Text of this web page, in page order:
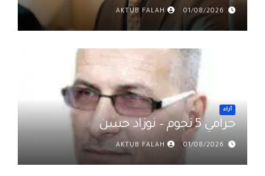
رواتب الموظفين في العراق د. عمر
حميد
01/08/2026
AKTUB FALAH
أراء
حرامي 5 نجوم – نوزاد حسن
01/08/2026
AKTUB FALAH